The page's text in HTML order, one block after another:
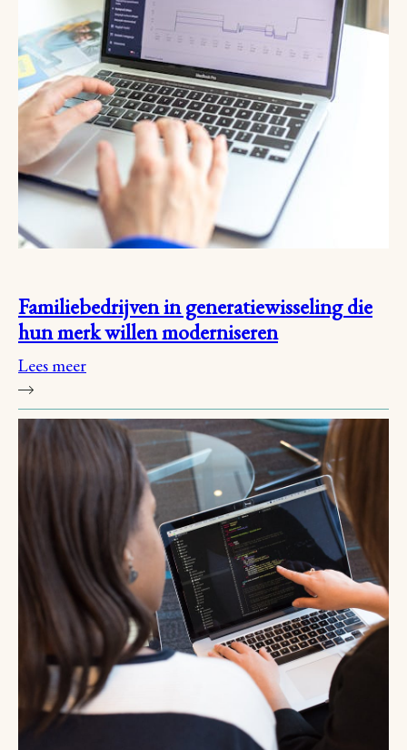
Familiebedrijven in generatiewisseling die
hun merk willen moderniseren
Lees meer